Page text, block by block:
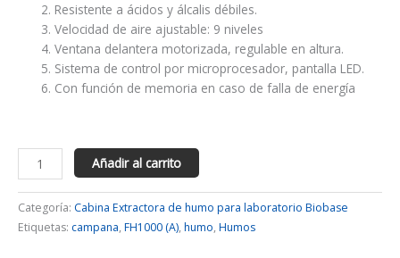
Resistente a ácidos y álcalis débiles.
Velocidad de aire ajustable: 9 niveles
Ventana delantera motorizada, regulable en altura.
Sistema de control por microprocesador, pantalla LED.
Con función de memoria en caso de falla de energía
Añadir al carrito
Categoría: Cabina Extractora de humo para laboratorio Biobase
Etiquetas: campana, FH1000 (A), humo, Humos